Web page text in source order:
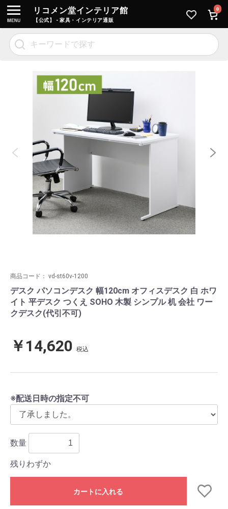
リコメン堂インテリア館
【公式】 - 家具・インテリア通販
0
商品コード： vd-st60v-1200
デスク パソコンデスク 幅120cm オフィスデスク 白 ホワ
イト 平デスク つくえ SOHO 木製 シンプル 机 会社 ワー
クデスク(代引不可)
￥14,620 税込
※配送日時の指定不可
数量
残りわずか
カートに入れる